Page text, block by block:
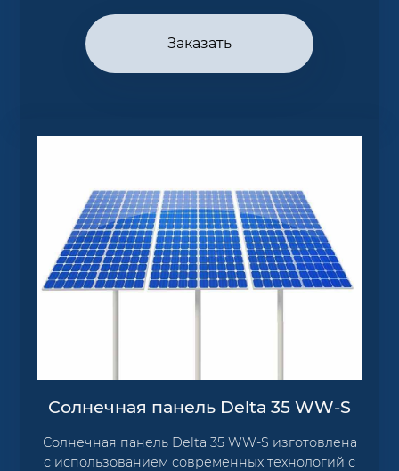
Заказать
Солнечная панель Delta 35 WW-S
Солнечная панель Delta 35 WW-S изготовлена
с использованием современных технологий с